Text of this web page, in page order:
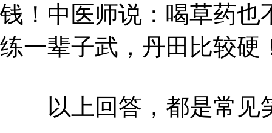
钱！中医师说：喝草药也
练一辈子武，丹田比较硬
以上回答，都是常见